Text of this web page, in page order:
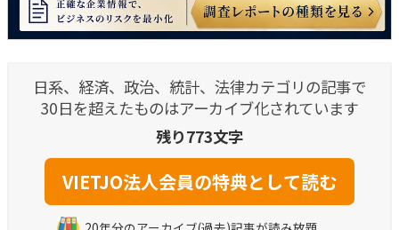
日系、経済、政治、統計、法律カテゴリの記事で
30日を超えたものはアーカイブ化されています
残り773文字